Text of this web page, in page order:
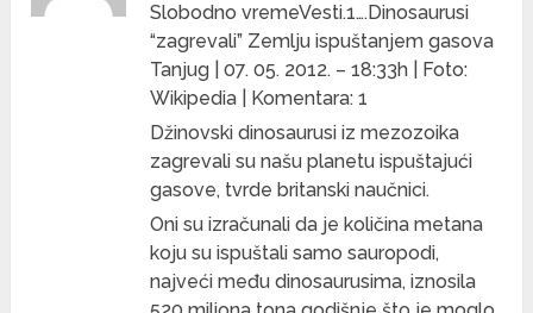
Slobodno vremeVesti.1….Dinosaurusi
“zagrevali” Zemlju ispuštanjem gasova
Tanjug | 07. 05. 2012. – 18:33h | Foto:
Wikipedia | Komentara: 1
Džinovski dinosaurusi iz mezozoika
zagrevali su našu planetu ispuštajući
gasove, tvrde britanski naučnici.
Oni su izračunali da je količina metana
koju su ispuštali samo sauropodi,
najveći među dinosaurusima, iznosila